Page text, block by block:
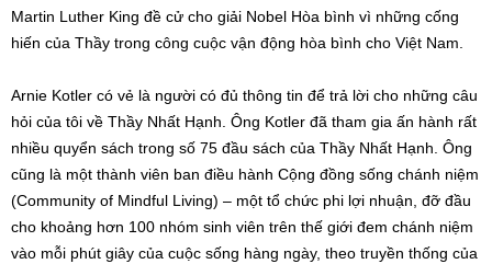
Martin Luther King đề cử cho giải Nobel Hòa bình vì những cống
hiến của Thầy trong công cuộc vận động hòa bình cho Việt Nam.
Arnie Kotler có vẻ là người có đủ thông tin để trả lời cho những câu
hỏi của tôi về Thầy Nhất Hạnh. Ông Kotler đã tham gia ấn hành rất
nhiều quyển sách trong số 75 đầu sách của Thầy Nhất Hạnh. Ông
cũng là một thành viên ban điều hành Cộng đồng sống chánh niệm
(Community of Mindful Living) – một tổ chức phi lợi nhuận, đỡ đầu
cho khoảng hơn 100 nhóm sinh viên trên thế giới đem chánh niệm
vào mỗi phút giây của cuộc sống hàng ngày, theo truyền thống của